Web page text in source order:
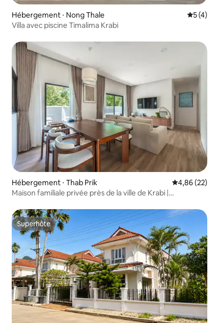
Hébergement ⋅ Nong Thale
5 (4)
Villa avec piscine Timalima Krabi
Hébergement ⋅ Thab Prik Évaluation
4,86 (22)
Maison familiale privée près de la ville de Krabi |
Superhôte
Superhôte